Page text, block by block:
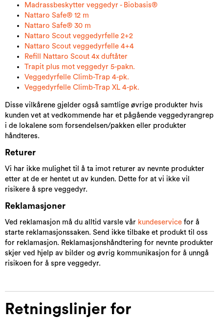
Madrassbeskytter veggedyr - Biobasis®
Nattaro Safe® 12 m
Nattaro Safe® 30 m
Nattaro Scout veggedyrfelle 2+2​
Nattaro Scout veggedyrfelle 4+4
Refill Nattaro Scout 4x duftåter​
Trapit plus mot veggedyr 5-pakn.
Veggedyrfelle Climb-Trap 4-pk.
Veggedyrfelle Climb-Trap XL 4-pk.
Disse vilkårene gjelder også samtlige øvrige produkter hvis
kunden vet at vedkommende har et pågående veggedyrangrep
i de lokalene som forsendelsen/pakken eller produkter
håndteres.
Returer
Vi har ikke mulighet til å ta imot returer av nevnte produkter
etter at de er hentet ut av kunden. Dette for at vi ikke vil
risikere å spre veggedyr.
Reklamasjoner
Ved reklamasjon må du alltid varsle vår kundeservice for å
starte reklamasjonssaken. Send ikke tilbake et produkt til oss
for reklamasjon. Reklamasjonshåndtering for nevnte produkter
skjer ved hjelp av bilder og øvrig kommunikasjon for å unngå
risikoen for å spre veggedyr.
Retningslinjer for